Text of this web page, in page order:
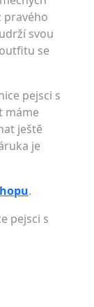
pravého
svou
se
pejsci s
máme
ještě
je
.
pejsci s